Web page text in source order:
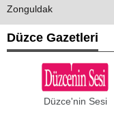
Zonguldak
Düzce Gazetleri
Düzce'nin Sesi